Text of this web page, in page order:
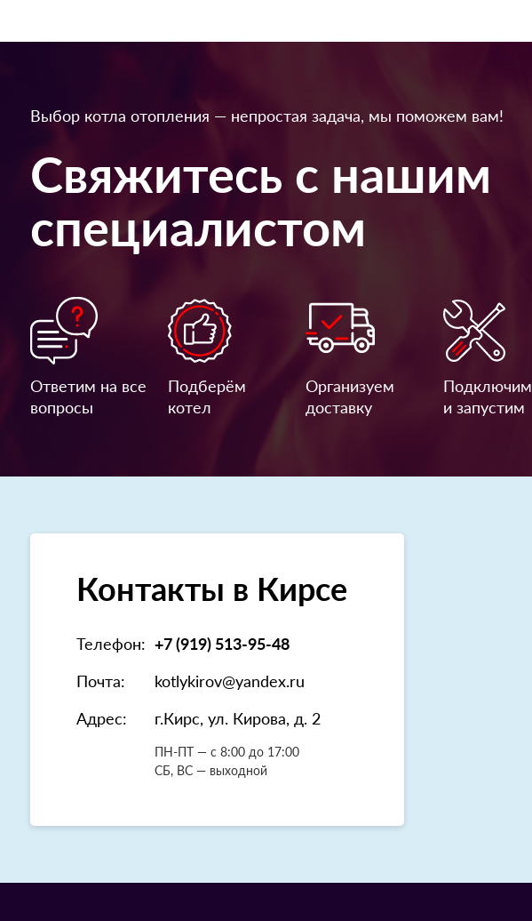
Выбор котла отопления — непростая задача, мы поможем вам!
Свяжитесь с нашим
специалистом
Ответим на все
вопросы
Подберём
котел
Организуем
доставку
Подключим
и запустим
Контакты в Кирсе
Телефон: +7 (919) 513-95-48
Почта:
kotlykirov@yandex.ru
Адрес:
г.Кирс, ул. Кирова, д. 2
ПН-ПТ — с 8:00 до 17:00
СБ, ВС — выходной